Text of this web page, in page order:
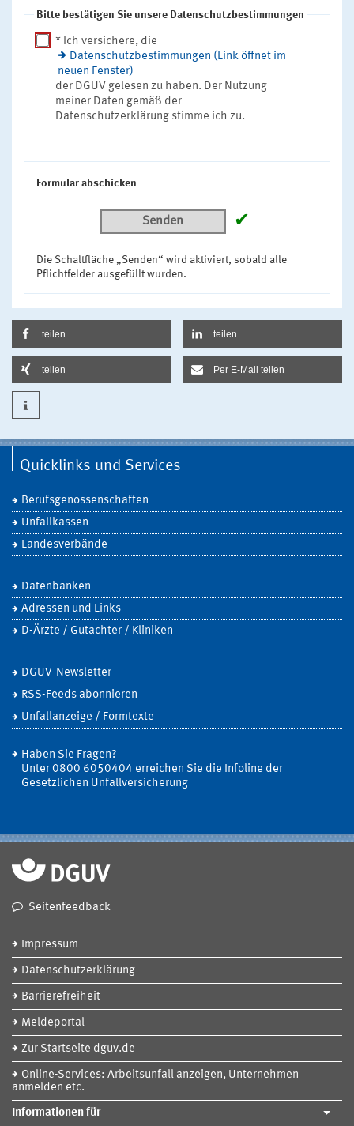
Bitte bestätigen Sie unsere Datenschutzbestimmungen
* Ich versichere, die
Datenschutzbestimmungen (Link öffnet im
neuen Fenster)
der DGUV gelesen zu haben. Der Nutzung
meiner Daten gemäß der
Datenschutzerklärung stimme ich zu.
Formular abschicken
Senden ✔
Die Schaltfläche „Senden“ wird aktiviert, sobald alle
Pflichtfelder ausgefüllt wurden.
teilen teilen
teilen Per E-Mail teilen
Quicklinks und Services
Berufsgenossenschaften
Unfallkassen
Landesverbände
Datenbanken
Adressen und Links
D-Ärzte / Gutachter / Kliniken
DGUV-Newsletter
RSS-Feeds abonnieren
Unfallanzeige / Formtexte
Haben Sie Fragen?
Unter 0800 6050404 erreichen Sie die Infoline der
Gesetzlichen Unfallversicherung
Seitenfeedback
Impressum
Datenschutzerklärung
Barrierefreiheit
Meldeportal
Zur Startseite dguv.de
Online-Services: Arbeitsunfall anzeigen, Unternehmen
anmelden etc.
Informationen für